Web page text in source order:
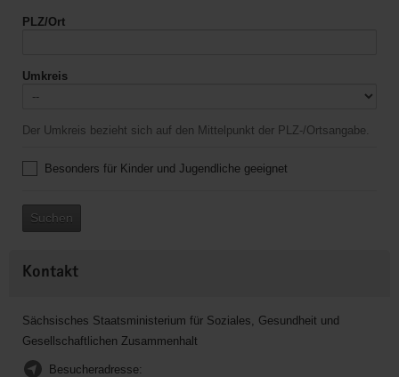
PLZ/Ort
Umkreis
Der Umkreis bezieht sich auf den Mittelpunkt der PLZ-/Ortsangabe.
Besonders für Kinder und Jugendliche geeignet
Suchen
Kontakt
Sächsisches Staatsministerium für Soziales, Gesundheit und
Gesellschaftlichen Zusammenhalt
Besucheradresse: